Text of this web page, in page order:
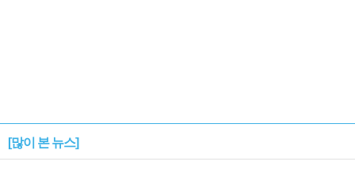
[많이 본 뉴스]